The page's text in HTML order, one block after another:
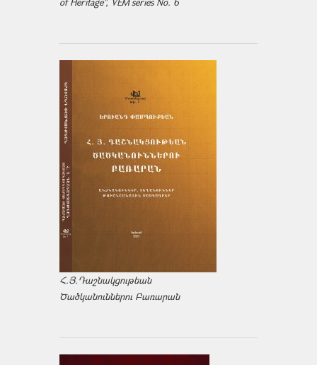
Հ.Յ.Դաշնակցութեան
Ծածկանուններու Բառարան